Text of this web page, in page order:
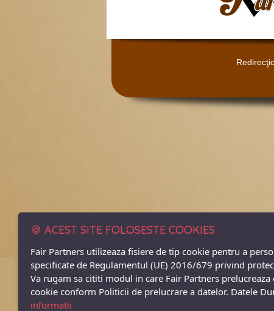
🍪 ACEST SITE FOLOSESTE COOKIES
Fair Partners utilizeaza fisiere de tip cookie pentru a
specificate de Regulamentul (UE) 2016/679 privind
Va rugam sa cititi modul in care Fair Partners
cookie conform Politicii de prelucrare a datelor. Datele
informatii